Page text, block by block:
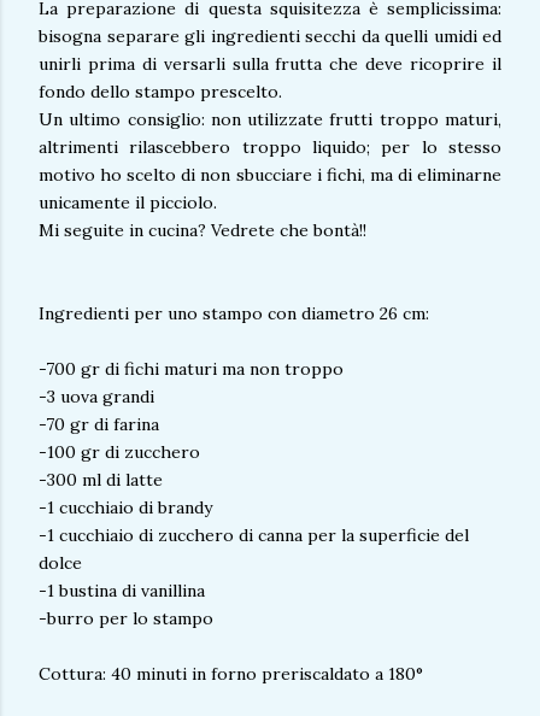
La preparazione di questa squisitezza è semplicissima:
bisogna separare gli ingredienti secchi da quelli umidi ed
unirli prima di versarli sulla frutta che deve ricoprire il
fondo dello stampo prescelto.
Un ultimo consiglio: non utilizzate frutti troppo maturi,
altrimenti rilascebbero troppo liquido; per lo stesso
motivo ho scelto di non sbucciare i fichi, ma di eliminarne
unicamente il picciolo.
Mi seguite in cucina? Vedrete che bontà!!
Ingredienti per uno stampo con diametro 26 cm:
-700 gr di fichi maturi ma non troppo
-3 uova grandi
-70 gr di farina
-100 gr di zucchero
-300 ml di latte
-1 cucchiaio di brandy
-1 cucchiaio di zucchero di canna per la superficie del
dolce
-1 bustina di vanillina
-burro per lo stampo
Cottura: 40 minuti in forno preriscaldato a 180°